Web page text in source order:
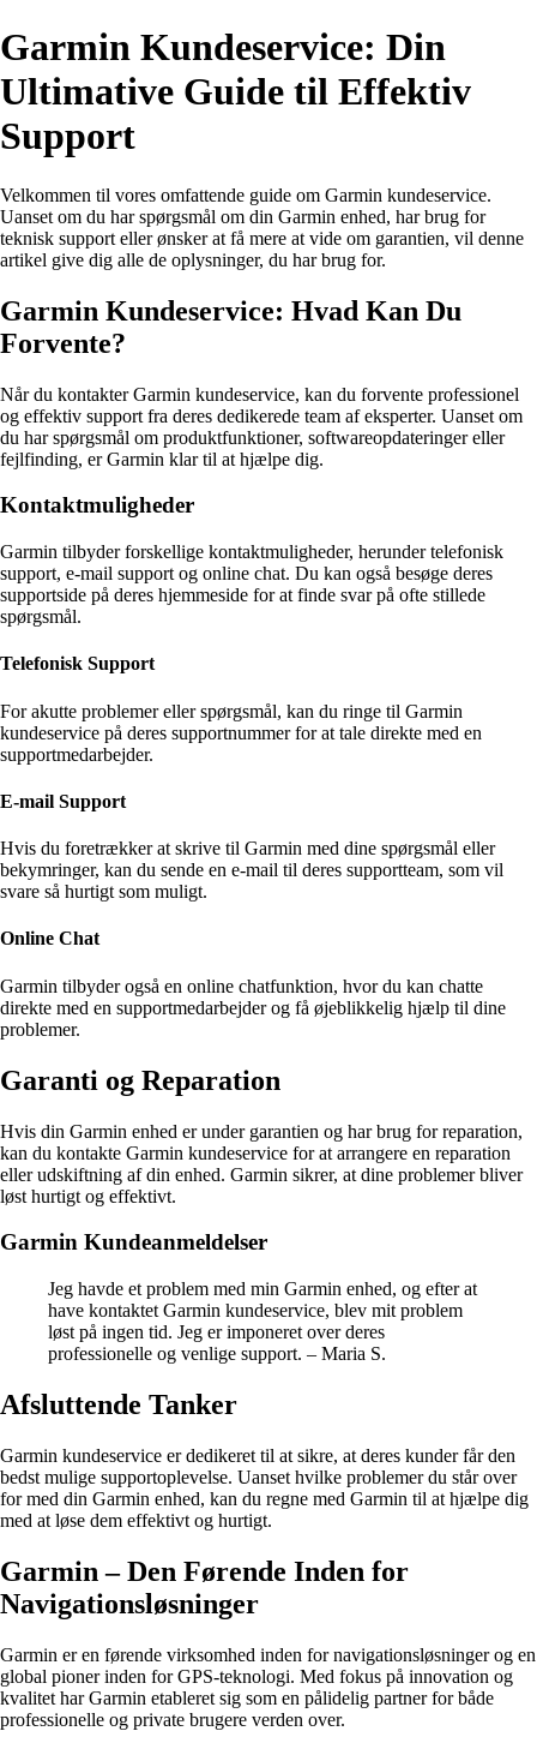
Garmin Kundeservice: Din
Ultimative Guide til Effektiv
Support
Velkommen til vores omfattende guide om Garmin kundeservice.
Uanset om du har spørgsmål om din Garmin enhed, har brug for
teknisk support eller ønsker at få mere at vide om garantien, vil denne
artikel give dig alle de oplysninger, du har brug for.
Garmin Kundeservice: Hvad Kan Du
Forvente?
Når du kontakter Garmin kundeservice, kan du forvente professionel
og effektiv support fra deres dedikerede team af eksperter. Uanset om
du har spørgsmål om produktfunktioner, softwareopdateringer eller
fejlfinding, er Garmin klar til at hjælpe dig.
Kontaktmuligheder
Garmin tilbyder forskellige kontaktmuligheder, herunder telefonisk
support, e-mail support og online chat. Du kan også besøge deres
supportside på deres hjemmeside for at finde svar på ofte stillede
spørgsmål.
Telefonisk Support
For akutte problemer eller spørgsmål, kan du ringe til Garmin
kundeservice på deres supportnummer for at tale direkte med en
supportmedarbejder.
E-mail Support
Hvis du foretrækker at skrive til Garmin med dine spørgsmål eller
bekymringer, kan du sende en e-mail til deres supportteam, som vil
svare så hurtigt som muligt.
Online Chat
Garmin tilbyder også en online chatfunktion, hvor du kan chatte
direkte med en supportmedarbejder og få øjeblikkelig hjælp til dine
problemer.
Garanti og Reparation
Hvis din Garmin enhed er under garantien og har brug for reparation,
kan du kontakte Garmin kundeservice for at arrangere en reparation
eller udskiftning af din enhed. Garmin sikrer, at dine problemer bliver
løst hurtigt og effektivt.
Garmin Kundeanmeldelser
Jeg havde et problem med min Garmin enhed, og efter at
have kontaktet Garmin kundeservice, blev mit problem
løst på ingen tid. Jeg er imponeret over deres
professionelle og venlige support. – Maria S.
Afsluttende Tanker
Garmin kundeservice er dedikeret til at sikre, at deres kunder får den
bedst mulige supportoplevelse. Uanset hvilke problemer du står over
for med din Garmin enhed, kan du regne med Garmin til at hjælpe dig
med at løse dem effektivt og hurtigt.
Garmin – Den Førende Inden for
Navigationsløsninger
Garmin er en førende virksomhed inden for navigationsløsninger og en
global pioner inden for GPS-teknologi. Med fokus på innovation og
kvalitet har Garmin etableret sig som en pålidelig partner for både
professionelle og private brugere verden over.